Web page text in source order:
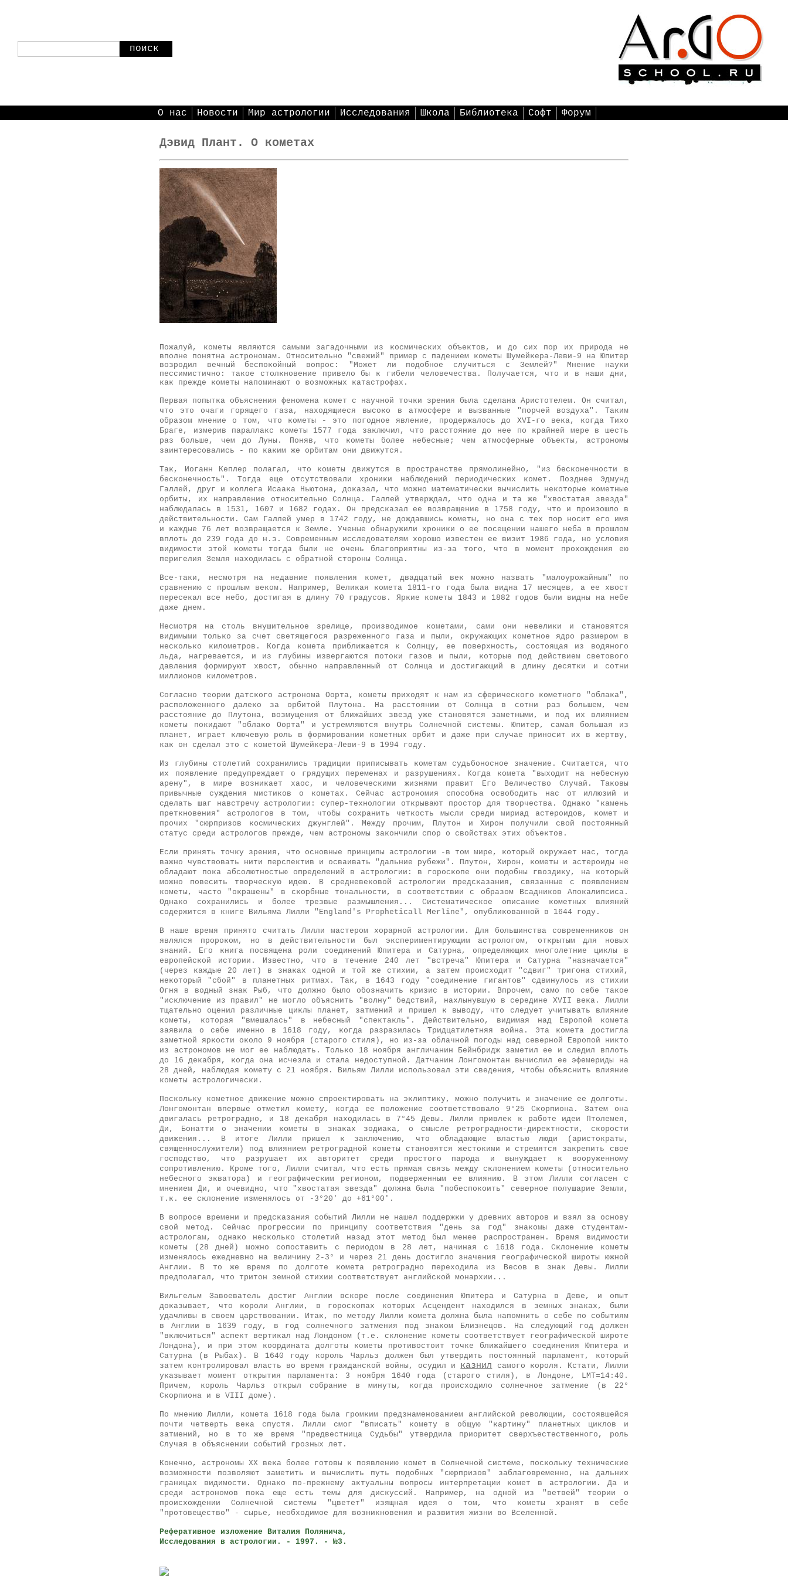
поиск
О нас Новости Мир астрологии Исследования Школа Библиотека Софт Форум
Дэвид Плант. О кометах
Пожалуй, кометы являются самыми загадочными из космических объектов, и до сих пор их природа не
вполне понятна астрономам. Относительно "свежий" пример с падением кометы Шумейкера-Леви-9 на Юпитер
возродил вечный беспокойный вопрос: "Может ли подобное случиться с Землей?" Мнение науки
пессимистично: такое столкновение привело бы к гибели человечества. Получается, что и в наши дни,
как прежде кометы напоминают о возможных катастрофах.
Первая попытка объяснения феномена комет с научной точки зрения была сделана Аристотелем. Он считал,
что это очаги горящего газа, находящиеся высоко в атмосфере и вызванные "порчей воздуха". Таким
образом мнение о том, что кометы - это погодное явление, продержалось до XVI-го века, когда Тихо
Браге, измерив параллакс кометы 1577 года заключил, что расстояние до нее по крайней мере в шесть
раз больше, чем до Луны. Поняв, что кометы более небесные; чем атмосферные объекты, астрономы
заинтересовались - по каким же орбитам они движутся.
Так, Иоганн Кеплер полагал, что кометы движутся в пространстве прямолинейно, "из бесконечности в
бесконечность". Тогда еще отсутствовали хроники наблюдений периодических комет. Позднее Эдмунд
Галлей, друг и коллега Исаака Ньютона, доказал, что можно математически вычислить некоторые кометные
орбиты, их направление относительно Солнца. Галлей утверждал, что одна и та же "хвостатая звезда"
наблюдалась в 1531, 1607 и 1682 годах. Он предсказал ее возвращение в 1758 году, что и произошло в
действительности. Сам Галлей умер в 1742 году, не дождавшись кометы, но она с тех пор носит его имя
и каждые 76 лет возвращается к Земле. Ученые обнаружили хроники о ее посещении нашего неба в прошлом
вплоть до 239 года до н.э. Современным исследователям хорошо известен ее визит 1986 года, но условия
видимости этой кометы тогда были не очень благоприятны из-за того, что в момент прохождения ею
перигелия Земля находилась с обратной стороны Солнца.
Все-таки, несмотря на недавние появления комет, двадцатый век можно назвать "малоурожайным" по
сравнению с прошлым веком. Например, Великая комета 1811-го года была видна 17 месяцев, а ее хвост
пересекал все небо, достигая в длину 70 градусов. Яркие кометы 1843 и 1882 годов были видны на небе
даже днем.
Несмотря на столь внушительное зрелище, производимое кометами, сами они невелики и становятся
видимыми только за счет светящегося разреженного газа и пыли, окружающих кометное ядро размером в
несколько километров. Когда комета приближается к Солнцу, ее поверхность, состоящая из водяного
льда, нагревается, и из глубины извергаются потоки газов и пыли, которые под действием светового
давления формируют хвост, обычно направленный от Солнца и достигающий в длину десятки и сотни
миллионов километров.
Согласно теории датского астронома Оорта, кометы приходят к нам из сферического кометного "облака",
расположенного далеко за орбитой Плутона. На расстоянии от Солнца в сотни раз большем, чем
расстояние до Плутона, возмущения от ближайших звезд уже становятся заметными, и под их влиянием
кометы покидают "облако Оорта" и устремляются внутрь Солнечной системы. Юпитер, самая большая из
планет, играет ключевую роль в формировании кометных орбит и даже при случае приносит их в жертву,
как он сделал это с кометой Шумейкера-Леви-9 в 1994 году.
Из глубины столетий сохранились традиции приписывать кометам судьбоносное значение. Считается, что
их появление предупреждает о грядущих переменах и разрушениях. Когда комета "выходит на небесную
арену", в мире возникает хаос, и человеческими жизнями правит Его Величество Случай. Таковы
привычные суждения мистиков о кометах. Сейчас астрономия способна освободить нас от иллюзий и
сделать шаг навстречу астрологии: супер-технологии открывают простор для творчества. Однако "камень
преткновения" астрологов в том, чтобы сохранить четкость мысли среди мириад астероидов, комет и
прочих "сюрпризов космических джунглей". Между прочим, Плутон и Хирон получили свой постоянный
статус среди астрологов прежде, чем астрономы закончили спор о свойствах этих объектов.
Если принять точку зрения, что основные принципы астрологии -в том мире, который окружает нас, тогда
важно чувствовать нити перспектив и осваивать "дальние рубежи". Плутон, Хирон, кометы и астероиды не
обладают пока абсолютностью определений в астрологии: в гороскопе они подобны гвоздику, на который
можно повесить творческую идею. В средневековой астрологии предсказания, связанные с появлением
кометы, часто "окрашены" в скорбные тональности, в соответствии с образом Всадников Апокалипсиса.
Однако сохранились и более трезвые размышления... Систематическое описание кометных влияний
содержится в книге Вильяма Лилли "England's Propheticall Merline", опубликованной в 1644 году.
В наше время принято считать Лилли мастером хорарной астрологии. Для большинства современников он
являлся пророком, но в действительности был экспериментирующим астрологом, открытым для новых
знаний. Его книга посвящена роли соединений Юпитера и Сатурна, определяющих многолетние циклы в
европейской истории. Известно, что в течение 240 лет "встреча" Юпитера и Сатурна "назначается"
(через каждые 20 лет) в знаках одной и той же стихии, а затем происходит "сдвиг" тригона стихий,
некоторый "сбой" в планетных ритмах. Так, в 1643 году "соединение гигантов" сдвинулось из стихии
Огня в водный знак Рыб, что должно было обозначить кризис в истории. Впрочем, само по себе такое
"исключение из правил" не могло объяснить "волну" бедствий, нахлынувшую в середине XVII века. Лилли
тщательно оценил различные циклы планет, затмений и пришел к выводу, что следует учитывать влияние
кометы, которая "вмешалась" в небесный "спектакль". Действительно, видимая над Европой комета
заявила о себе именно в 1618 году, когда разразилась Тридцатилетняя война. Эта комета достигла
заметной яркости около 9 ноября (старого стиля), но из-за облачной погоды над северной Европой никто
из астрономов не мог ее наблюдать. Только 18 ноября англичанин Бейнбридж заметил ее и следил вплоть
до 16 декабря, когда она исчезла и стала недоступной. Датчанин Лонгомонтан вычислил ее эфемериды на
28 дней, наблюдая комету с 21 ноября. Вильям Лилли использовал эти сведения, чтобы объяснить влияние
кометы астрологически.
Поскольку кометное движение можно спроектировать на эклиптику, можно получить и значение ее долготы.
Лонгомонтан впервые отметил комету, когда ее положение соответствовало 9°25 Скорпиона. Затем она
двигалась ретроградно, и 18 декабря находилась в 7°45 Девы. Лилли привлек к работе идеи Птолемея,
Ди, Бонатти о значении кометы в знаках зодиака, о смысле ретроградности-директности, скорости
движения... В итоге Лилли пришел к заключению, что обладающие властью люди (аристократы,
священнослужители) под влиянием ретроградной кометы становятся жестокими и стремятся закрепить свое
господство, что разрушает их авторитет среди простого парода и вынуждает к вооруженному
сопротивлению. Кроме того, Лилли считал, что есть прямая связь между склонением кометы (относительно
небесного экватора) и географическим регионом, подверженным ее влиянию. В этом Лилли согласен с
мнением Ди, и очевидно, что "хвостатая звезда" должна была "побеспокоить" северное полушарие Земли,
т.к. ее склонение изменялось от -3°20' до +61°00'.
В вопросе времени и предсказания событий Лилли не нашел поддержки у древних авторов и взял за основу
свой метод. Сейчас прогрессии по принципу соответствия "день за год" знакомы даже студентам-
астрологам, однако несколько столетий назад этот метод был менее распространен. Время видимости
кометы (28 дней) можно сопоставить с периодом в 28 лет, начиная с 1618 года. Склонение кометы
изменялось ежедневно на величину 2-3° и через 21 день достигло значения географической широты южной
Англии. В то же время по долготе комета ретроградно переходила из Весов в знак Девы. Лилли
предполагал, что тритон земной стихии соответствует английской монархии...
Вильгельм Завоеватель достиг Англии вскоре после соединения Юпитера и Сатурна в Деве, и опыт
доказывает, что короли Англии, в гороскопах которых Асцендент находился в земных знаках, были
удачливы в своем царствовании. Итак, по методу Лилли комета должна была напомнить о себе по событиям
в Англии в 1639 году, в год солнечного затмения под знаком Близнецов. На следующий год должен
"включиться" аспект вертикал над Лондоном (т.е. склонение кометы соответствует географической широте
Лондона), и при этом координата долготы кометы противостоит точке ближайшего соединения Юпитера и
Сатурна (в Рыбах). В 1640 году король Чарльз должен был утвердить постоянный парламент, который
затем контролировал власть во время гражданской войны, осудил и казнил самого короля. Кстати, Лилли
указывает момент открытия парламента: 3 ноября 1640 года (старого стиля), в Лондоне, LMТ=14:40.
Причем, король Чарльз открыл собрание в минуты, когда происходило солнечное затмение (в 22°
Скорпиона и в VIII доме).
По мнению Лилли, комета 1618 года была громким предзнаменованием английской революции, состоявшейся
почти четверть века спустя. Лилли смог "вписать" комету в общую "картину" планетных циклов и
затмений, но в то же время "предвестница Судьбы" утвердила приоритет сверхъестественного, роль
Случая в объяснении событий грозных лет.
Конечно, астрономы XX века более готовы к появлению комет в Солнечной системе, поскольку технические
возможности позволяют заметить и вычислить путь подобных "сюрпризов" заблаговременно, на дальних
границах видимости. Однако по-прежнему актуальны вопросы интерпретации комет в астрологии. Да и
среди астрономов пока еще есть темы для дискуссий. Например, на одной из "ветвей" теории о
происхождении Солнечной системы "цветет" изящная идея о том, что кометы хранят в себе
"протовещество" - сырье, необходимое для возникновения и развития жизни во Вселенной.
Реферативное изложение Виталия Полянича,
Исследования в астрологии. - 1997. - №3.